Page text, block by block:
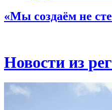
«Мы создаём не
Новости из